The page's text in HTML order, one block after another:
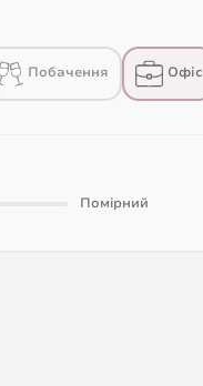
Побачення Офіс
Помірний